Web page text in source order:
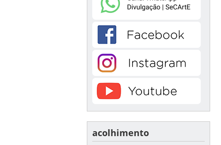
acolhimento